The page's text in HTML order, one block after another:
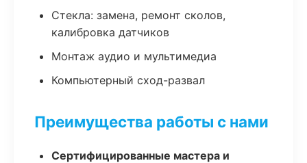
Стекла: замена, ремонт сколов,
калибровка датчиков
Монтаж аудио и мультимедиа
Компьютерный сход-развал
Преимущества работы с нами
Сертифицированные мастера и